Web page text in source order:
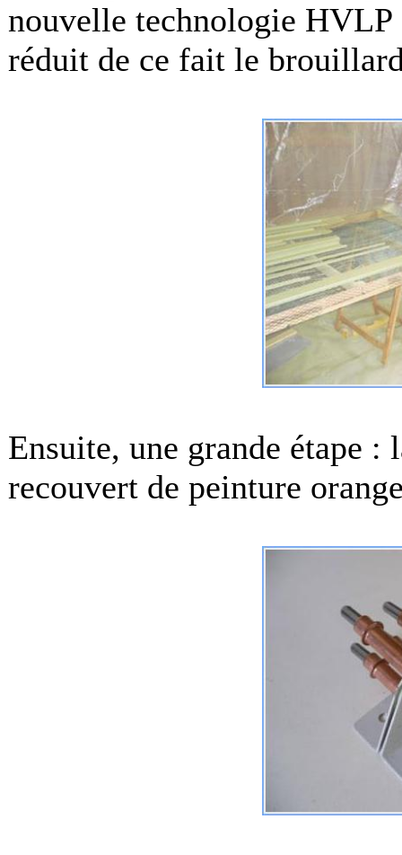
nouvelle technologie
réduit de ce fait le
Ensuite, une grande étape
recouvert de peinture